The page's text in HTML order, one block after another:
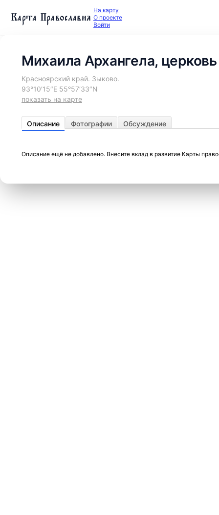
Карта Православия На карту
О проекте
Войти
Михаила Архангела, церковь
Красноярский край. Зыково.
93°10′15″E 55°57′33″N
показать на карте
Описание Фотографии Обсуждение
Описание ещё не добавлено. Внесите вклад в развитие Карты